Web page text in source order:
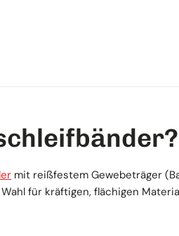
mit reißfestem Gewebeträger
für kräftigen, flächigen